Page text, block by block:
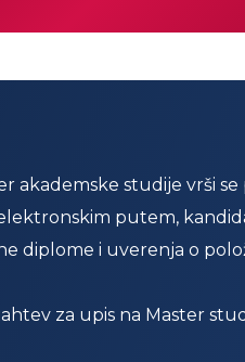
akademske studije vrši
putem,
diplome i uverenja o
za upis na Master